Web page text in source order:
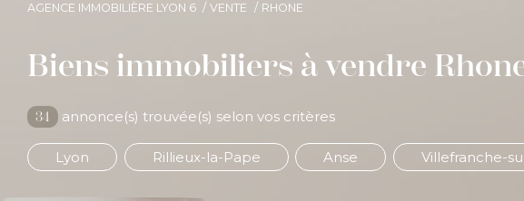
AGENCE IMMOBILIÈRE LYON 6 VENTE RHONE
Biens immobiliers à vendre
34 annonce(s) trouvée(s) selon vos critères
Lyon Rillieux-la-Pape Anse Villefranche-